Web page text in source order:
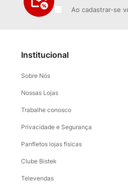
Ao cadastrar-se
Institucional
Sobre Nós
Nossas Lojas
Trabalhe conosco
Privacidade e Segurança
Panfletos lojas físicas
Clube Bistek
Televendas